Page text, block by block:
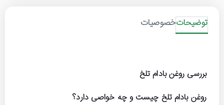
توضیحاتخصوصیات
بررسی روغن بادام تلخ
روغن بادام تلخ چیست و چه خواصی دارد؟